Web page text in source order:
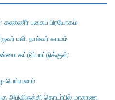
கண்ணீர் புகைப் பிரயோகம்
பலி, நால்வர் காயம்
கட்டுப்பாட்டுக்குள்;
பெய்யலாம்
அபிவிருத்தி தொடர்பில் மாகாண